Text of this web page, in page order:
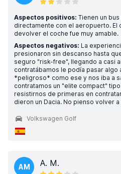
Aspectos positivos: Tienen un
directamente con el aeropuerto. El
devolver el coche fue muy amable.
Aspectos negativos: La
presionaron sin descanso hasta
seguro "risk-free", llegando a casi
contratábamos le podía pasar algo
*peligroso* como ese y nos iba a
contratamos un "elite compact"
resistirnos de primeras en
dieron un Dacia. No pienso volver
Volkswagen Golf
AM A. M.